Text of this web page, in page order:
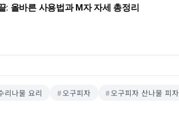
: 올바른 사용법과 M자 자세 총정리
리나물 요리 오구피자 오구피자 산나물 피자